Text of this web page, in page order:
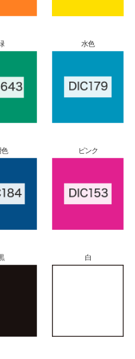
水色
ピンク
白